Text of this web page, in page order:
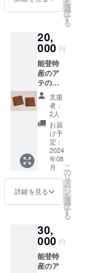
リ置き
です。2
トにな
りま
す。
【サイ
ズ】幅
120×高
さ9×奥
行12ミ
リ 【材
料】ア
テ、漆
【数】2
個セッ
を
選
択
す
る
20,
000 円
能登特
産のア
テの木
（ヒ
バ、ア
スナロ
の種類
です）
に、木
目を活
かして
拭漆を
施した
コース
ターで
す。2枚
になり
ます。
【サイ
ズ】縦
横90×高
支援
者：
2人
お届
け予
定：
2024
年08
月
詳細を見る
こ
の
リ
タ
ー
ン
を
選
択
す
る
30,
000 円
能登特
産のア